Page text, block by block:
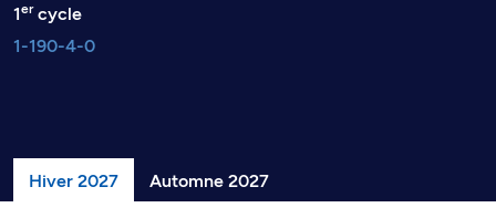
1ercycle
1-190-4-0
Hiver 2027 Automne 2027